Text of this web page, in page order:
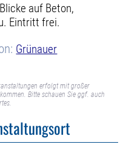
auf Beton,
Eintritt frei.
Grünauer
erfolgt mit großer
Bitte schauen Sie ggf. auch